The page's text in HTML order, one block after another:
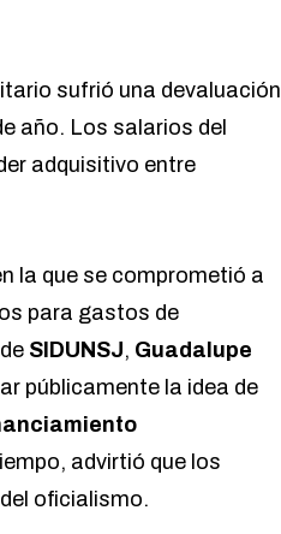
sufrió una devaluación
año. Los salarios del
adquisitivo entre
la que se comprometió a
para gastos de
SIDUNSJ, Guadalupe
públicamente la idea de
advirtió que los
oficialismo.